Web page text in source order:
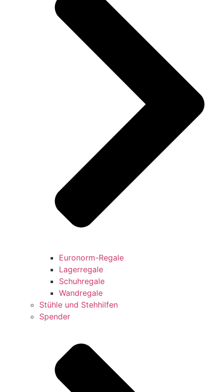
Euronorm-Regale
Lagerregale
Schuhregale
Wandregale
Stühle und Stehhilfen
Spender